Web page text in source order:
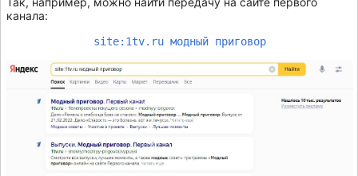
канала:
site:1tv.ru модный приговор